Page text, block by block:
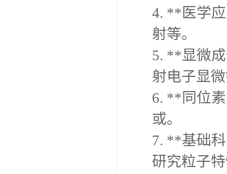
4. **医学
射等。
5. **显微
射电子显
6. **同位
或。
7. **基础
研究粒子